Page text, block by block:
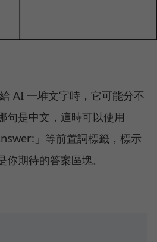
AI 一堆文字時，它可能分不
句是中文，這時可以使用
」等前置詞標籤，標示
期待的答案區塊。